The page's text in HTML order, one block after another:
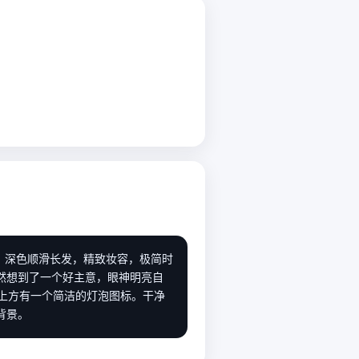
色顺滑长发，精致妆容，极简时
到了一个好主意，眼神明亮自
方有一个简洁的灯泡图标。干净
。